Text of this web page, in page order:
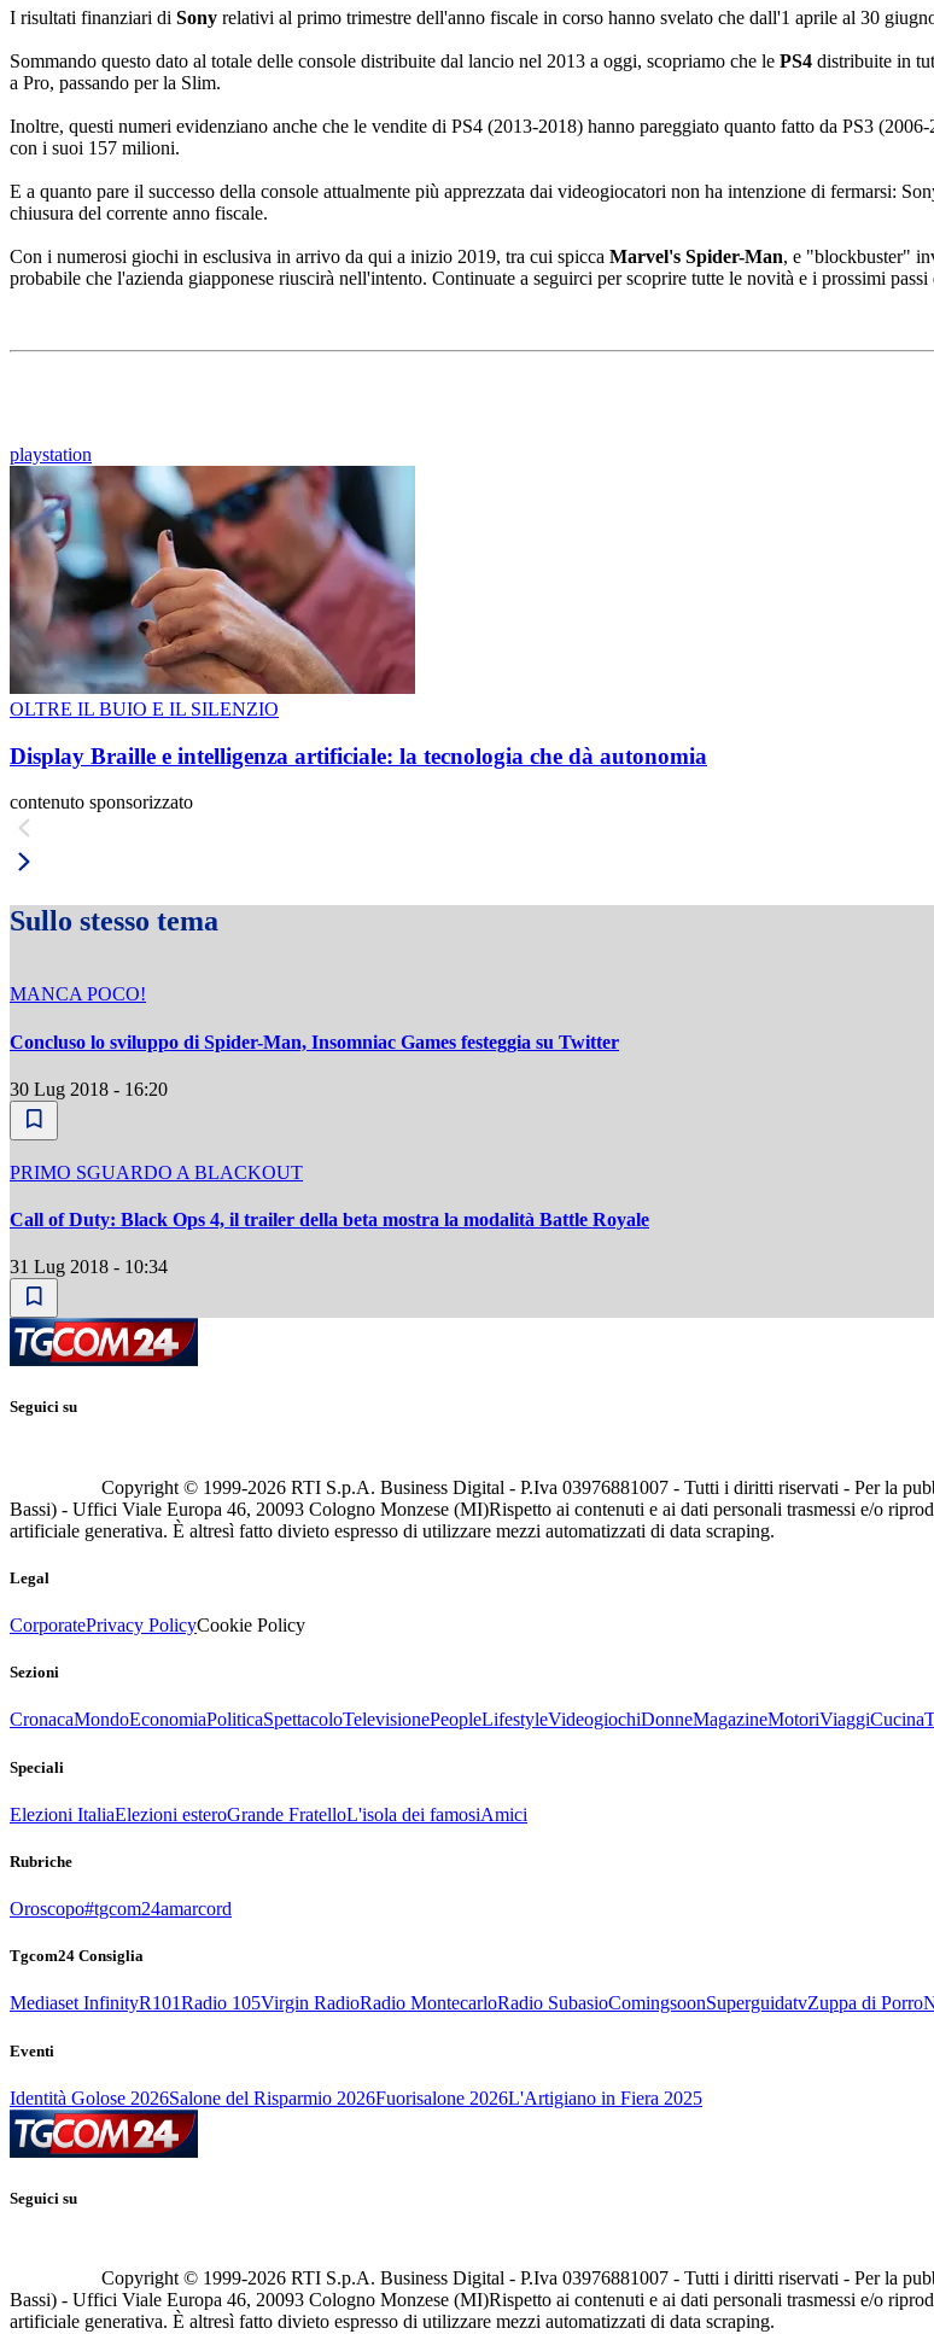
I risultati finanziari di Sony relativi al primo trimestre dell'anno fiscale in corso hanno svelato che dall'1 aprile al 30
Sommando questo dato al totale delle console distribuite dal lancio nel 2013 a oggi, scopriamo che le PS4 distribuite in
a Pro, passando per la Slim.
Inoltre, questi numeri evidenziano anche che le vendite di PS4 (2013-2018) hanno pareggiato quanto fatto da PS3
con i suoi 157 milioni.
E a quanto pare il successo della console attualmente più apprezzata dai videogiocatori non ha intenzione di fermarsi:
chiusura del corrente anno fiscale.
Con i numerosi giochi in esclusiva in arrivo da qui a inizio 2019, tra cui spicca Marvel's Spider-Man, e "blockbuster"
probabile che l'azienda giapponese riuscirà nell'intento. Continuate a seguirci per scoprire tutte le novità e i prossimi passi
playstation
OLTRE IL BUIO E IL SILENZIO
Display Braille e intelligenza artificiale: la tecnologia che dà autonomia
contenuto sponsorizzato
Sullo stesso tema
MANCA POCO!
Concluso lo sviluppo di Spider-Man, Insomniac Games festeggia su Twitter
30 Lug 2018 - 16:20
PRIMO SGUARDO A BLACKOUT
Call of Duty: Black Ops 4, il trailer della beta mostra la modalità Battle Royale
31 Lug 2018 - 10:34
Seguici su
Copyright © 1999-2026 RTI S.p.A. Business Digital - P.Iva 03976881007 - Tutti i diritti riservati - Per la
Bassi) - Uffici Viale Europa 46, 20093 Cologno Monzese (MI)Rispetto ai contenuti e ai dati personali trasmessi e/o
artificiale generativa. È altresì fatto divieto espresso di utilizzare mezzi automatizzati di data scraping.
Legal
CorporatePrivacy PolicyCookie Policy
Sezioni
CronacaMondoEconomiaPoliticaSpettacoloTelevisionePeopleLifestyleVideogiochiDonneMagazineMotoriViaggiCucina
Speciali
Elezioni ItaliaElezioni esteroGrande FratelloL'isola dei famosiAmici
Rubriche
Oroscopo#tgcom24amarcord
Tgcom24 Consiglia
Mediaset InfinityR101Radio 105Virgin RadioRadio MontecarloRadio SubasioComingsoonSuperguidatvZuppa di Porro
Eventi
Identità Golose 2026Salone del Risparmio 2026Fuorisalone 2026L'Artigiano in Fiera 2025
Seguici su
Copyright © 1999-2026 RTI S.p.A. Business Digital - P.Iva 03976881007 - Tutti i diritti riservati - Per la
Bassi) - Uffici Viale Europa 46, 20093 Cologno Monzese (MI)Rispetto ai contenuti e ai dati personali trasmessi e/o
artificiale generativa. È altresì fatto divieto espresso di utilizzare mezzi automatizzati di data scraping.